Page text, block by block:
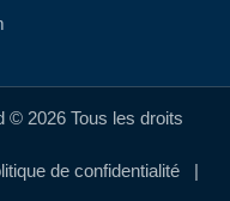
© 2026 Tous les droits
de confidentialité
|